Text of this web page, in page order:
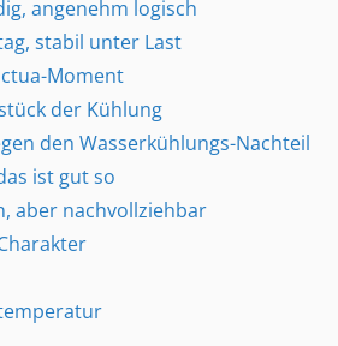
angenehm logisch
stabil unter Last
Moment
der Kühlung
den Wasserkühlungs-Nachteil
ist gut so
aber nachvollziehbar